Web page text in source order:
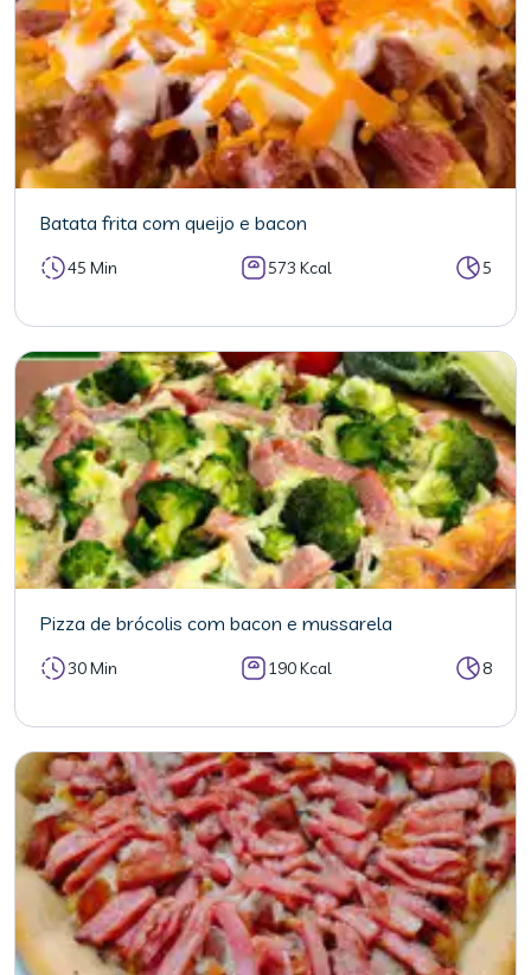
Batata frita com queijo e bacon
45 Min 573 Kcal 5
Pizza de brócolis com bacon e mussarela
30 Min 190 Kcal 8